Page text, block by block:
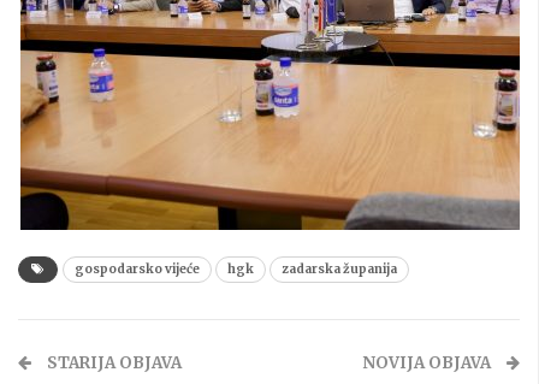
gospodarsko vijeće hgk zadarska županija
STARIJA OBJAVA NOVIJA OBJAVA